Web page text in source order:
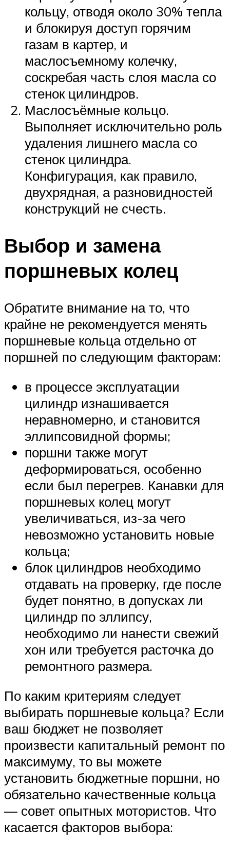
кольцу, отводя около 30% тепла
и блокируя доступ горячим
газам в картер, и
маслосъемному колечку,
соскребая часть слоя масла со
стенок цилиндров.
Маслосъёмные кольцо.
Выполняет исключительно роль
удаления лишнего масла со
стенок цилиндра.
Конфигурация, как правило,
двухрядная, а разновидностей
конструкций не счесть.
Выбор и замена
поршневых колец
Обратите внимание на то, что
крайне не рекомендуется менять
поршневые кольца отдельно от
поршней по следующим факторам:
в процессе эксплуатации
цилиндр изнашивается
неравномерно, и становится
эллипсовидной формы;
поршни также могут
деформироваться, особенно
если был перегрев. Канавки для
поршневых колец могут
увеличиваться, из-за чего
невозможно установить новые
кольца;
блок цилиндров необходимо
отдавать на проверку, где после
будет понятно, в допусках ли
цилиндр по эллипсу,
необходимо ли нанести свежий
хон или требуется расточка до
ремонтного размера.
По каким критериям следует
выбирать поршневые кольца? Если
ваш бюджет не позволяет
произвести капитальный ремонт по
максимуму, то вы можете
установить бюджетные поршни, но
обязательно качественные кольца
— совет опытных мотористов. Что
касается факторов выбора: